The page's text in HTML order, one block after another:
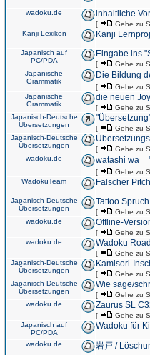
wadoku.de inhaltliche
[ Gehe zu
Kanji-Lexikon Kanji
Japanisch auf
PC/PDA
Eingabe ins
[ Gehe zu
Japanische
Grammatik
Die Bildung
[ Gehe zu
Japanische
Grammatik
die neuen
[ Gehe zu
Japanisch-Deutsche
Übersetzungen
[ Gehe zu
Japanisch-Deutsche
Übersetzungen
[ Gehe zu
wadoku.de watashi wa =
[ Gehe zu
WadokuTeam Falscher
Japanisch-Deutsche
Übersetzungen
Tattoo
[ Gehe zu
wadoku.de Offline-
[ Gehe zu
wadoku.de Wadoku
[ Gehe zu
Japanisch-Deutsche
Übersetzungen
Kamisori-
[ Gehe zu
Japanisch-Deutsche
Übersetzungen
Wie sage/
[ Gehe zu
wadoku.de Zaurus SL
[ Gehe zu
Japanisch auf
PC/PDA
Wadoku für
wadoku.de 岩戸 /